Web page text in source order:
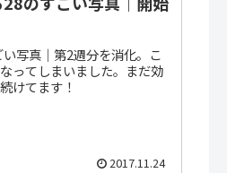
写真｜第2週分を消化。こ
ってしまいました。まだ効
けてます！
2017.11.24